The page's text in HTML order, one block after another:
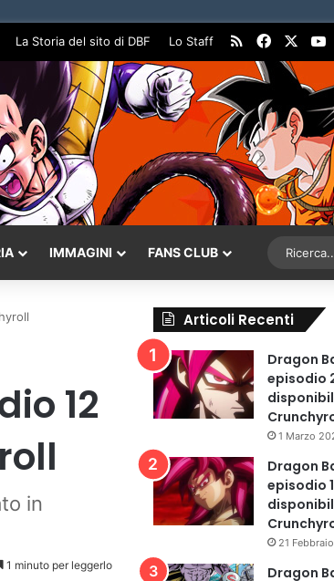
La Storia del sito di DBF Lo Staff RSSFacebook
IMMAGINI FANS CLUB
12
in
1 minuto per leggerlo
Articoli Recenti
Dragon
episodio
1 Marzo
Dragon
episodio
21
Dragon